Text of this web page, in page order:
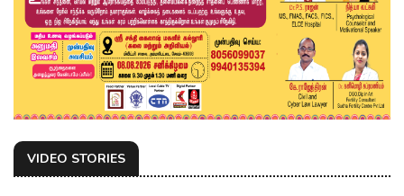
VIDEO STORIES